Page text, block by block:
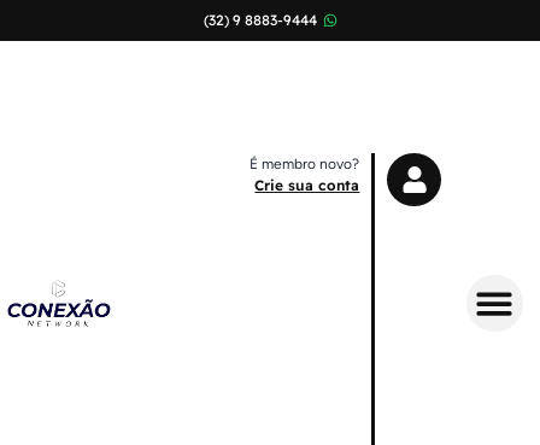
(32) 9 8883-9444
É membro novo?
Crie sua conta